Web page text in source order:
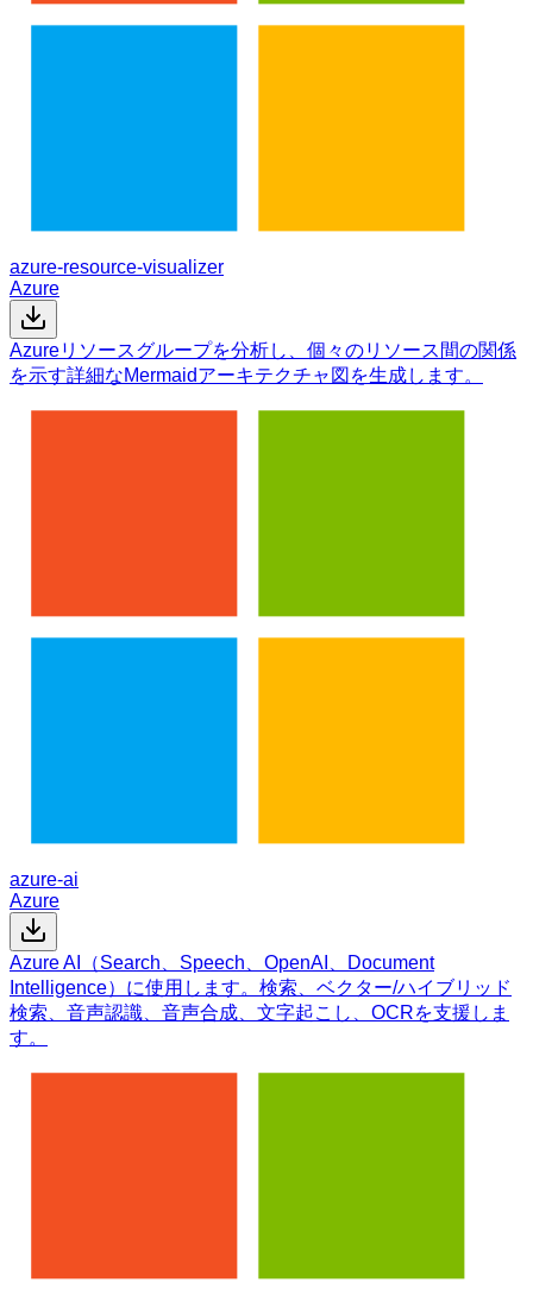
azure-resource-visualizer
Azure
Azureリソースグループを分析し、個々のリソース間の関係
を示す詳細なMermaidアーキテクチャ図を生成します。
azure-ai
Azure
Azure AI（Search、Speech、OpenAI、Document
Intelligence）に使用します。検索、ベクター/ハイブリッド
検索、音声認識、音声合成、文字起こし、OCRを支援しま
す。